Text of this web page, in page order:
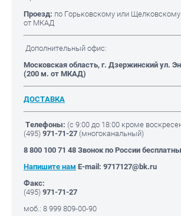
Проезд: по Горьковскому или
от МКАД
Дополнительный офис:
Московская область, г. Дзержинский ул.
(200 м. от МКАД)
ДОСТАВКА
Телефоны: (с 9:00 до 18:00 кроме
(495) 971-71-27 (многоканальный)
8 800 100 71 48 Звонок по России
Напишите нам E-mail: 9717127@bk.ru
Факс:
(495) 971-71-27
моб.: 8 999 809-00-90